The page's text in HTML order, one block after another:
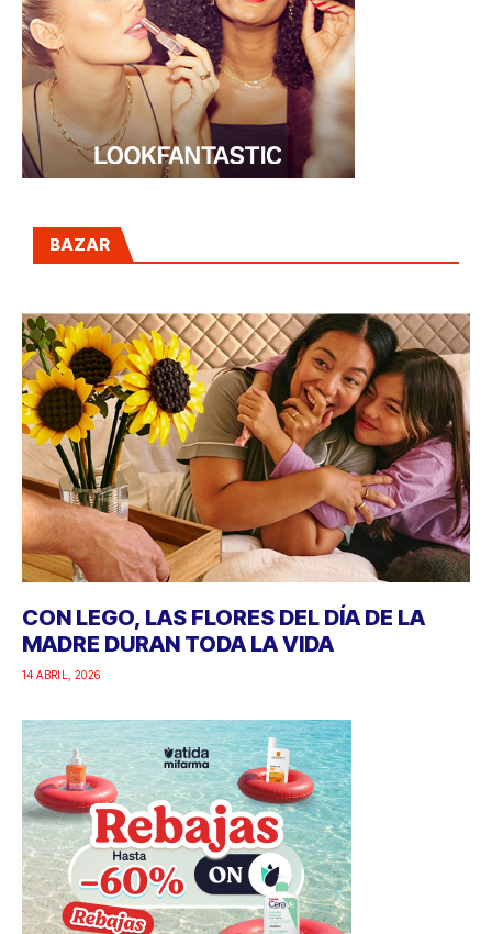
BAZAR
CON LEGO, LAS FLORES DEL DÍA DE LA
MADRE DURAN TODA LA VIDA
14 ABRIL, 2026